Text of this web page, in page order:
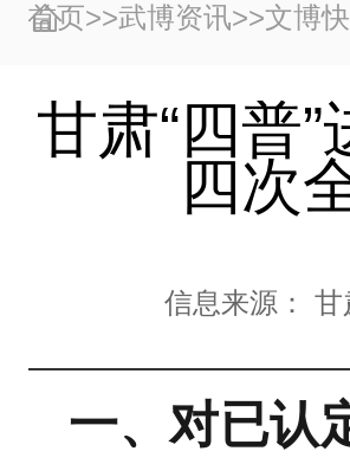
首页>>武博资讯>>文博
甘肃“四普
四次
信息来源：甘
一、对已认